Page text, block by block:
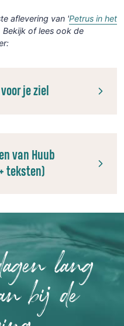
aflevering van 'Petrus in het
Bekijk of lees ook de
:
je ziel
van Huub
teksten)
lang
bij de